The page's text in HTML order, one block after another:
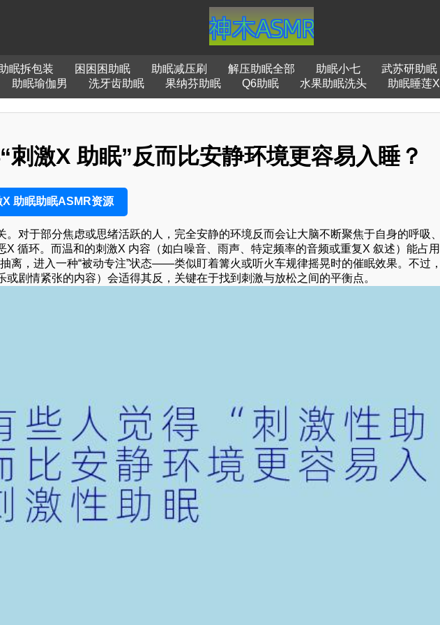
助眠拆包装 困困困助眠 助眠减压刷 解压助眠全部 助眠小七 武苏研助眠
助眠瑜伽男 洗牙齿助眠 果纳芬助眠 Q6助眠 水果助眠洗头 助眠睡莲X
刺激X 助眠”反而比安静环境更容易入睡？
助眠助眠ASMR资源
。对于部分焦虑或思绪活跃的人，完全安静的环境反而会让大脑不断聚焦于自身的呼吸、
X 循环。而温和的刺激X 内容（如白噪音、雨声、特定频率的音频或重复X 叙述）能占用
离，进入一种“被动专注”状态——类似盯着篝火或听火车规律摇晃时的催眠效果。不过，
或剧情紧张的内容）会适得其反，关键在于找到刺激与放松之间的平衡点。